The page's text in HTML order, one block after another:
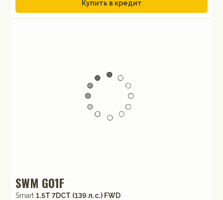
Купить в кредит
SWM G01F
Smart 1.5T 7DCT (139 л.с.) FWD